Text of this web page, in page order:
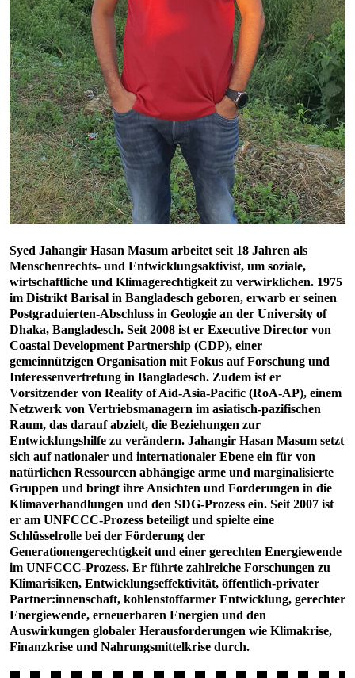
Syed Jahangir Hasan Masum arbeitet seit 18 Jahren als
Menschenrechts- und Entwicklungsaktivist, um soziale,
wirtschaftliche und Klimagerechtigkeit zu verwirklichen. 1975
im Distrikt Barisal in Bangladesch geboren, erwarb er seinen
Postgraduierten-Abschluss in Geologie an der University of
Dhaka, Bangladesch. Seit 2008 ist er Executive Director von
Coastal Development Partnership (CDP), einer
gemeinnützigen Organisation mit Fokus auf Forschung und
Interessenvertretung in Bangladesch. Zudem ist er
Vorsitzender von Reality of Aid-Asia-Pacific (RoA-AP), einem
Netzwerk von Vertriebsmanagern im asiatisch-pazifischen
Raum, das darauf abzielt, die Beziehungen zur
Entwicklungshilfe zu verändern. Jahangir Hasan Masum setzt
sich auf nationaler und internationaler Ebene ein für von
natürlichen Ressourcen abhängige arme und marginalisierte
Gruppen und bringt ihre Ansichten und Forderungen in die
Klimaverhandlungen und den SDG-Prozess ein. Seit 2007 ist
er am UNFCCC-Prozess beteiligt und spielte eine
Schlüsselrolle bei der Förderung der
Generationengerechtigkeit und einer gerechten Energiewende
im UNFCCC-Prozess. Er führte zahlreiche Forschungen zu
Klimarisiken, Entwicklungseffektivität, öffentlich-privater
Partner:innenschaft, kohlenstoffarmer Entwicklung, gerechter
Energiewende, erneuerbaren Energien und den
Auswirkungen globaler Herausforderungen wie Klimakrise,
Finanzkrise und Nahrungsmittelkrise durch.